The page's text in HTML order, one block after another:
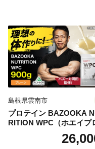
ち 本格おせち おせち予約
末 年始 お取り寄せ 新春
おせち こだわりおせち
老舗おせち ふるさと納税
せち 御節 お節料理 正月
不要 おせち料理2027
島根県雲南市
プロテイン BAZOOKA
RITION WPC（ホエイプ
イン）＜プレーン＞ 900g
バズーカ岡田監修・植物